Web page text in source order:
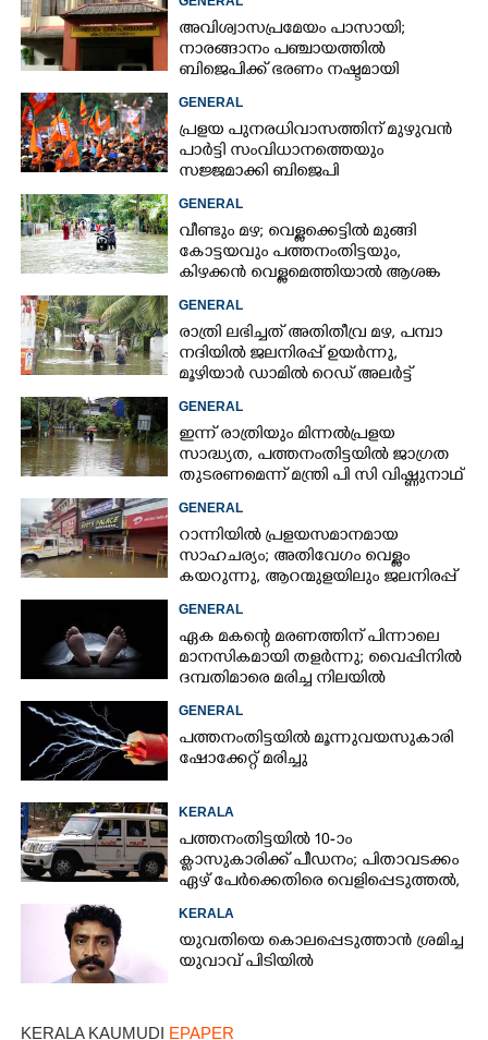
അവിശ്വാസപ്രമേയം പാസായി;
നാരങ്ങാനം പഞ്ചായത്തിൽ
ബിജെപിക്ക് ഭരണം നഷ്ടമായി
GENERAL
പ്രളയ പുനരധിവാസത്തിന് മുഴുവൻ
പാർട്ടി സംവിധാനത്തെയും
സജ്ജമാക്കി ബിജെപി
GENERAL
വീണ്ടും മഴ; വെള്ളക്കെട്ടിൽ മുങ്ങി
കോട്ടയവും പത്തനംതിട്ടയും,
കിഴക്കൻ വെള്ളമെത്തിയാൽ ആശങ്ക
ഇരട്ടിക്കും
GENERAL
രാത്രി ലഭിച്ചത് അതിതീവ്ര മഴ, പമ്പാ
നദിയിൽ ജലനിരപ്പ് ഉയർന്നു,
മൂഴിയാർ ഡാമിൽ റെഡ് അലർട്ട്
GENERAL
ഇന്ന് രാത്രിയും മിന്നൽപ്രളയ
സാദ്ധ്യത,​ പത്തനംതിട്ടയിൽ ജാഗ്രത
തുടരണമെന്ന് മന്ത്രി പി സി വിഷ്ണുനാഥ്
GENERAL
റാന്നിയിൽ പ്രളയസമാനമായ
സാഹചര്യം; അതിവേഗം വെള്ളം
കയറുന്നു, ആറന്മുളയിലും ജലനിരപ്പ്
ഉയരുന്നു
GENERAL
ഏക മകന്റെ മരണത്തിന് പിന്നാലെ
മാനസികമായി തളർന്നു; വൈപ്പിനിൽ
ദമ്പതിമാരെ മരിച്ച നിലയിൽ
കണ്ടെത്തി
GENERAL
പത്തനംതിട്ടയിൽ മൂന്നുവയസുകാരി
ഷോക്കേറ്റ് മരിച്ചു
KERALA
പത്തനംതിട്ടയിൽ 10-ാം
ക്ലാസുകാരിക്ക് പീഡനം; പിതാവടക്കം
ഏഴ് പേർക്കെതിരെ വെളിപ്പെടുത്തൽ,
മൂന്നുപേർ അറസ്റ്റിൽ
KERALA
യുവതിയെ കൊലപ്പെടുത്താൻ ശ്രമിച്ച
യുവാവ് പിടിയിൽ
KERALA KAUMUDI EPAPER